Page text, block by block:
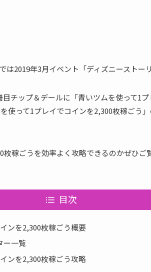
2019年3月イベント「ディズニーストー
チップ＆デールに「青いツムを使って1プ
使って1プレイでコインを2,300枚稼ごう
稼ごうを効率よく攻略できるのかぜひご
目次
ンを2,300枚稼ごう概要
ー一覧
ンを2,300枚稼ごう攻略